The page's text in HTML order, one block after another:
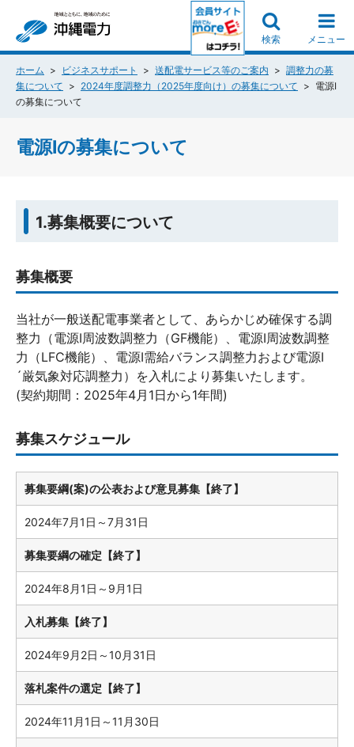
検索 メニュー
ホーム ビジネスサポート 送配電サービス等のご案内
調整力の募
集について
2024年度調整力（2025年度向け）の募集について
電源Ⅰ
の募集について
電源Ⅰの募集について
1.募集概要について
募集概要
当社が一般送配電事業者として、あらかじめ確保する調
整力（電源Ⅰ周波数調整力（GF機能）、電源Ⅰ周波数調整
力（LFC機能）、電源Ⅰ需給バランス調整力および電源Ⅰ
´厳気象対応調整力）を入札により募集いたします。
(契約期間：2025年4月1日から1年間)
募集スケジュール
募集要綱(案)の公表および意見募集【終了】
2024年7月1日～7月31日
募集要綱の確定【終了】
2024年8月1日～9月1日
入札募集【終了】
2024年9月2日～10月31日
落札案件の選定【終了】
2024年11月1日～11月30日